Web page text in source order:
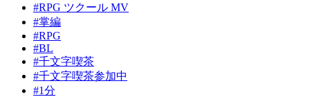
#RPG ツクール MV
#掌編
#RPG
#BL
#千文字喫茶
#千文字喫茶参加中
#1分